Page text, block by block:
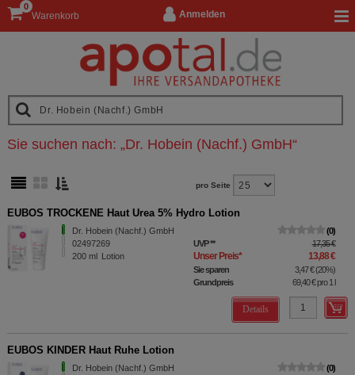
Anmelden
Warenkorb
0
Sie suchen nach: „Dr. Hobein (Nachf.) GmbH“
pro Seite
EUBOS TROCKENE Haut Urea 5% Hydro Lotion
Dr. Hobein (Nachf.) GmbH
02497269
200 ml Lotion
0
UVP** 17,35 €
Unser Preis* 13,88 €
Sie sparen 3,47 €(20%)
Grundpreis
69,40 €pro 1 l
Details
EUBOS KINDER Haut Ruhe Lotion
Dr. Hobein (Nachf.) GmbH
0